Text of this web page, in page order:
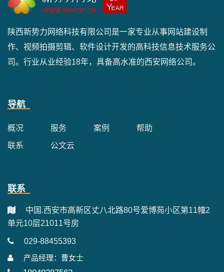
陕西新势力网络科技有限公司是一家专业从事网站建设制
作、视频拍摄剪辑、软件设计开发的高科技信息技术服务公
司。行业从业经验18年，具备高水准的西安网络公司。
导航
概况 服务 案例 帮助
联系 公文云
联系
中国.西安市高新区丈八北路80号爱博苑小区第11幢2
单元10层21011号房
029-88455393
产品经理：曹女士